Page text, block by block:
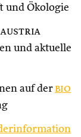
und Ökologie
austria
und aktuelle
auf der bio